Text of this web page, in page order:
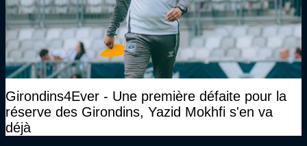
Girondins4Ever - Une première défaite pour la
réserve des Girondins, Yazid Mokhfi s'en va
déjà